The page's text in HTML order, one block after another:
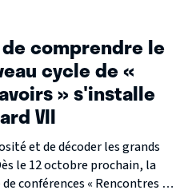
comprendre le
cycle de «
» s'installe
VII
et de décoder les grands
le 12 octobre prochain, la
conférences « Rencontres et